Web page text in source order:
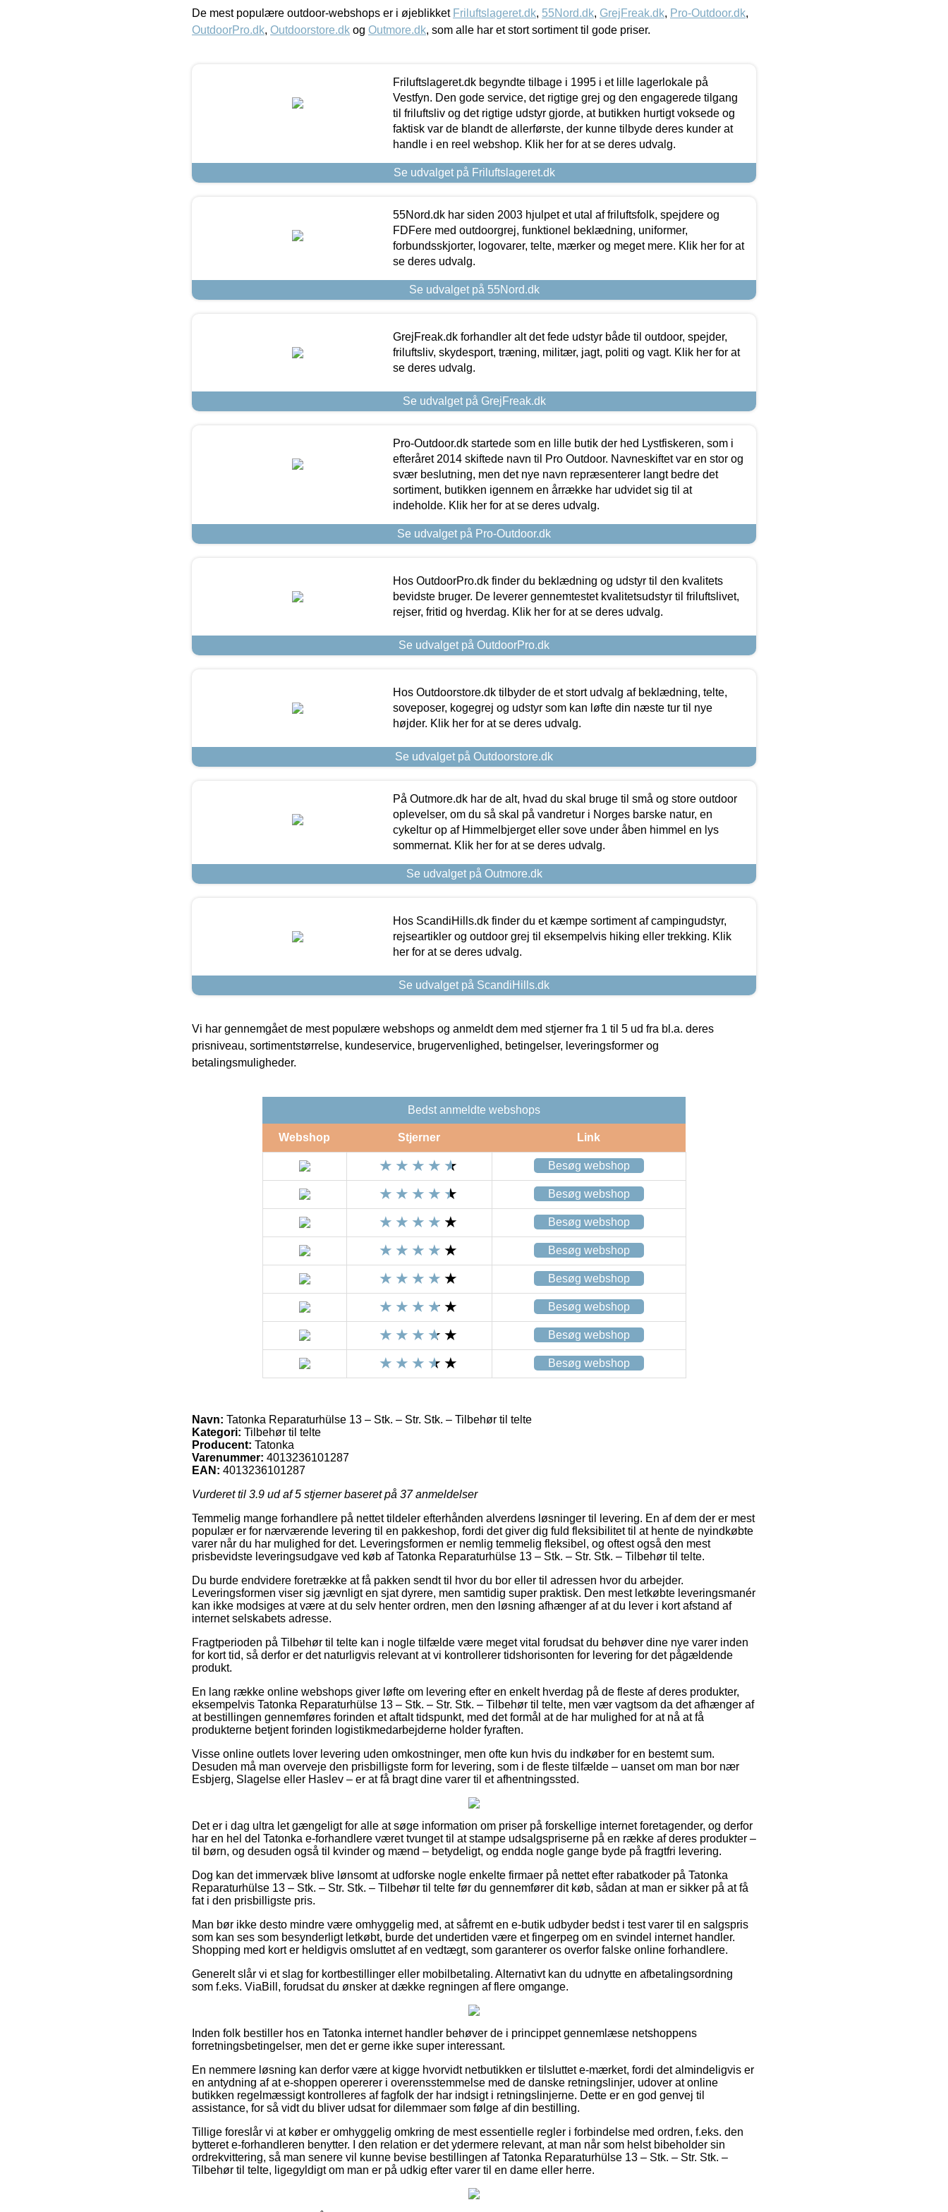
De mest populære outdoor-webshops er i øjeblikket Friluftslageret.dk, 55Nord.dk, GrejFreak.dk, Pro-Outdoor.dk,
OutdoorPro.dk, Outdoorstore.dk og Outmore.dk, som alle har et stort sortiment til gode priser.
Friluftslageret.dk begyndte tilbage i 1995 i et lille lagerlokale på
Vestfyn. Den gode service, det rigtige grej og den engagerede tilgang
til friluftsliv og det rigtige udstyr gjorde, at butikken hurtigt voksede og
faktisk var de blandt de allerførste, der kunne tilbyde deres kunder at
handle i en reel webshop. Klik her for at se deres udvalg.
Se udvalget på Friluftslageret.dk
55Nord.dk har siden 2003 hjulpet et utal af friluftsfolk, spejdere og
FDFere med outdoorgrej, funktionel beklædning, uniformer,
forbundsskjorter, logovarer, telte, mærker og meget mere. Klik her for at
se deres udvalg.
Se udvalget på 55Nord.dk
GrejFreak.dk forhandler alt det fede udstyr både til outdoor, spejder,
friluftsliv, skydesport, træning, militær, jagt, politi og vagt. Klik her for at
se deres udvalg.
Se udvalget på GrejFreak.dk
Pro-Outdoor.dk startede som en lille butik der hed Lystfiskeren, som i
efteråret 2014 skiftede navn til Pro Outdoor. Navneskiftet var en stor og
svær beslutning, men det nye navn repræsenterer langt bedre det
sortiment, butikken igennem en årrække har udvidet sig til at
indeholde. Klik her for at se deres udvalg.
Se udvalget på Pro-Outdoor.dk
Hos OutdoorPro.dk finder du beklædning og udstyr til den kvalitets
bevidste bruger. De leverer gennemtestet kvalitetsudstyr til friluftslivet,
rejser, fritid og hverdag. Klik her for at se deres udvalg.
Se udvalget på OutdoorPro.dk
Hos Outdoorstore.dk tilbyder de et stort udvalg af beklædning, telte,
soveposer, kogegrej og udstyr som kan løfte din næste tur til nye
højder. Klik her for at se deres udvalg.
Se udvalget på Outdoorstore.dk
På Outmore.dk har de alt, hvad du skal bruge til små og store outdoor
oplevelser, om du så skal på vandretur i Norges barske natur, en
cykeltur op af Himmelbjerget eller sove under åben himmel en lys
sommernat. Klik her for at se deres udvalg.
Se udvalget på Outmore.dk
Hos ScandiHills.dk finder du et kæmpe sortiment af campingudstyr,
rejseartikler og outdoor grej til eksempelvis hiking eller trekking. Klik
her for at se deres udvalg.
Se udvalget på ScandiHills.dk
Vi har gennemgået de mest populære webshops og anmeldt dem med stjerner fra 1 til 5 ud fra bl.a. deres
prisniveau, sortimentstørrelse, kundeservice, brugervenlighed, betingelser, leveringsformer og
betalingsmuligheder.
Bedst anmeldte webshops
Webshop Stjerner Link
Besøg webshop
Besøg webshop
Besøg webshop
Besøg webshop
Besøg webshop
Besøg webshop
Besøg webshop
Besøg webshop
Navn: Tatonka Reparaturhülse 13 – Stk. – Str. Stk. – Tilbehør til telte
Kategori: Tilbehør til telte
Producent: Tatonka
Varenummer: 4013236101287
EAN: 4013236101287
Vurderet til 3.9 ud af 5 stjerner baseret på 37anmeldelser
Temmelig mange forhandlere på nettet tildeler efterhånden alverdens løsninger til levering. En af dem der er mest
populær er for nærværende levering til en pakkeshop, fordi det giver dig fuld fleksibilitet til at hente de nyindkøbte
varer når du har mulighed for det. Leveringsformen er nemlig temmelig fleksibel, og oftest også den mest
prisbevidste leveringsudgave ved køb af Tatonka Reparaturhülse 13 – Stk. – Str. Stk. – Tilbehør til telte.
Du burde endvidere foretrække at få pakken sendt til hvor du bor eller til adressen hvor du arbejder.
Leveringsformen viser sig jævnligt en sjat dyrere, men samtidig super praktisk. Den mest letkøbte leveringsmanér
kan ikke modsiges at være at du selv henter ordren, men den løsning afhænger af at du lever i kort afstand af
internet selskabets adresse.
Fragtperioden på Tilbehør til telte kan i nogle tilfælde være meget vital forudsat du behøver dine nye varer inden
for kort tid, så derfor er det naturligvis relevant at vi kontrollerer tidshorisonten for levering for det pågældende
produkt.
En lang række online webshops giver løfte om levering efter en enkelt hverdag på de fleste af deres produkter,
eksempelvis Tatonka Reparaturhülse 13 – Stk. – Str. Stk. – Tilbehør til telte, men vær vagtsom da det afhænger af
at bestillingen gennemføres forinden et aftalt tidspunkt, med det formål at de har mulighed for at nå at få
produkterne betjent forinden logistikmedarbejderne holder fyraften.
Visse online outlets lover levering uden omkostninger, men ofte kun hvis du indkøber for en bestemt sum.
Desuden må man overveje den prisbilligste form for levering, som i de fleste tilfælde – uanset om man bor nær
Esbjerg, Slagelse eller Haslev – er at få bragt dine varer til et afhentningssted.
Det er i dag ultra let gængeligt for alle at søge information om priser på forskellige internet foretagender, og derfor
har en hel del Tatonka e-forhandlere været tvunget til at stampe udsalgspriserne på en række af deres produkter –
til børn, og desuden også til kvinder og mænd – betydeligt, og endda nogle gange byde på fragtfri levering.
Dog kan det immervæk blive lønsomt at udforske nogle enkelte firmaer på nettet efter rabatkoder på Tatonka
Reparaturhülse 13 – Stk. – Str. Stk. – Tilbehør til telte før du gennemfører dit køb, sådan at man er sikker på at få
fat i den prisbilligste pris.
Man bør ikke desto mindre være omhyggelig med, at såfremt en e-butik udbyder bedst i test varer til en salgspris
som kan ses som besynderligt letkøbt, burde det undertiden være et fingerpeg om en svindel internet handler.
Shopping med kort er heldigvis omsluttet af en vedtægt, som garanterer os overfor falske online forhandlere.
Generelt slår vi et slag for kortbestillinger eller mobilbetaling. Alternativt kan du udnytte en afbetalingsordning
som f.eks. ViaBill, forudsat du ønsker at dække regningen af flere omgange.
Inden folk bestiller hos en Tatonka internet handler behøver de i princippet gennemlæse netshoppens
forretningsbetingelser, men det er gerne ikke super interessant.
En nemmere løsning kan derfor være at kigge hvorvidt netbutikken er tilsluttet e-mærket, fordi det almindeligvis er
en antydning af at e-shoppen opererer i overensstemmelse med de danske retningslinjer, udover at online
butikken regelmæssigt kontrolleres af fagfolk der har indsigt i retningslinjerne. Dette er en god genvej til
assistance, for så vidt du bliver udsat for dilemmaer som følge af din bestilling.
Tillige foreslår vi at køber er omhyggelig omkring de mest essentielle regler i forbindelse med ordren, f.eks. den
bytteret e-forhandleren benytter. I den relation er det ydermere relevant, at man når som helst bibeholder sin
ordrekvittering, så man senere vil kunne bevise bestillingen af Tatonka Reparaturhülse 13 – Stk. – Str. Stk. –
Tilbehør til telte, ligegyldigt om man er på udkig efter varer til en dame eller herre.